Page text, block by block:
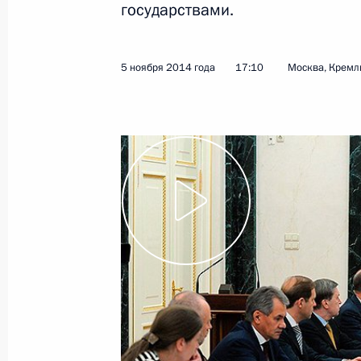
государствами.
5 ноября 2014 года 17:10 Москва,